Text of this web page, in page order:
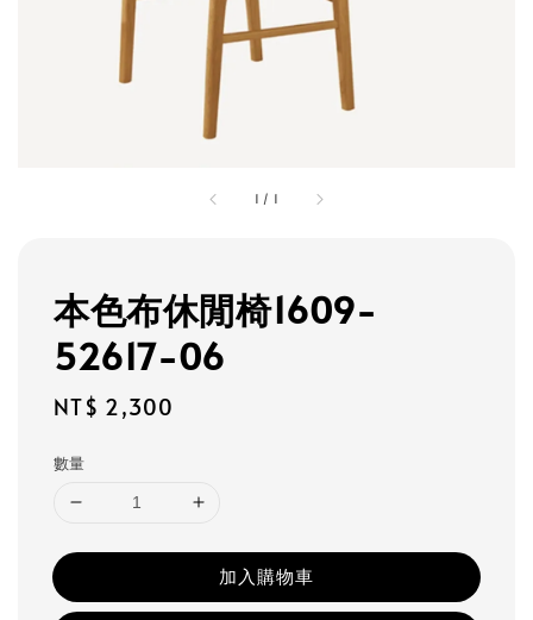
1 / 1
本色布休閒椅1609-
52617-06
Regular
NT$ 2,300
數量
加入購物車